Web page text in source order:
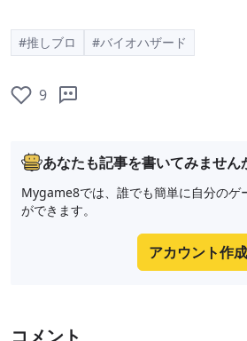
#推しブロ #バイオハザード
9
あなたも記事を書いてみません
Mygame8では、誰でも簡単に自分のゲ
ができます。
アカウント作成